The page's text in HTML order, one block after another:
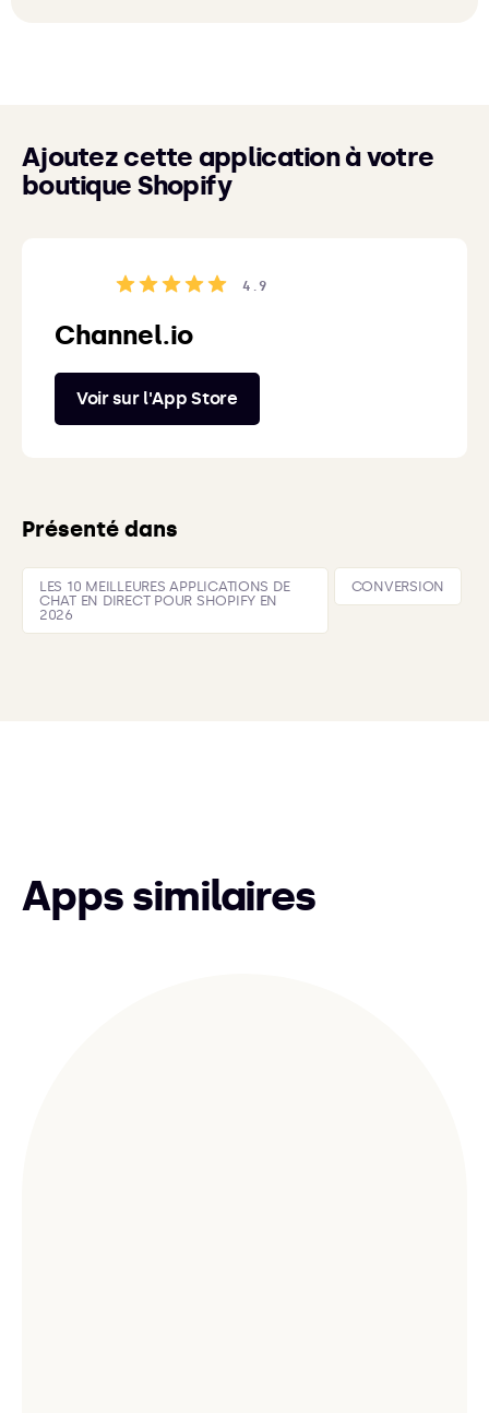
Ajoutez cette application à votre
boutique Shopify
4.9
Channel.io
Voir sur l'App Store
Présenté dans
LES 10 MEILLEURES APPLICATIONS DE
CHAT EN DIRECT POUR SHOPIFY EN
2026
CONVERSION
Apps similaires